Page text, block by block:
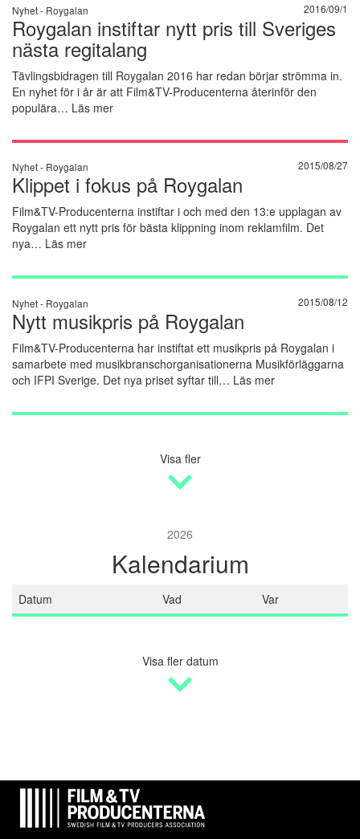
Nyhet - Roygalan 2016/09/1
Roygalan instiftar nytt pris till Sveriges
nästa regitalang
Tävlingsbidragen till Roygalan 2016 har redan börjar strömma in.
En nyhet för i år är att Film&TV-Producenterna återinför den
populära… Läs mer
Nyhet - Roygalan 2015/08/27
Klippet i fokus på Roygalan
Film&TV-Producenterna instiftar i och med den 13:e upplagan av
Roygalan ett nytt pris för bästa klippning inom reklamfilm. Det
nya… Läs mer
Nyhet - Roygalan 2015/08/12
Nytt musikpris på Roygalan
Film&TV-Producenterna har instiftat ett musikpris på Roygalan i
samarbete med musikbranschorganisationerna Musikförläggarna
och IFPI Sverige. Det nya priset syftar till… Läs mer
Visa fler
2026
Kalendarium
Datum Vad Var
Visa fler datum